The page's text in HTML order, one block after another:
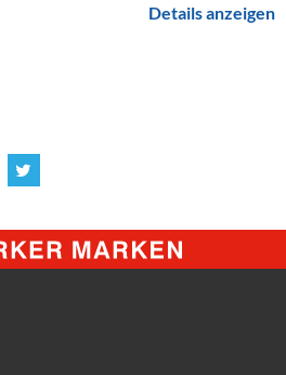
Details anzeigen
@
Twitter